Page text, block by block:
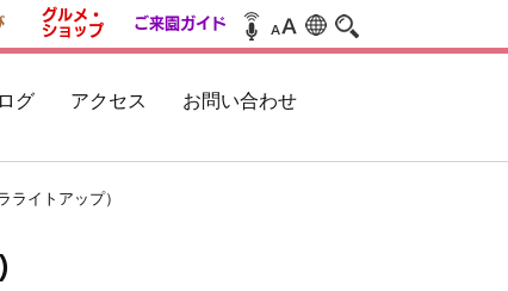
グルメ・
ショップ
ご来園ガイド
グ アクセス お問い合わせ
ライトアップ）